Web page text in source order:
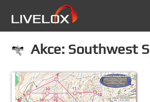
Akce: Southwest